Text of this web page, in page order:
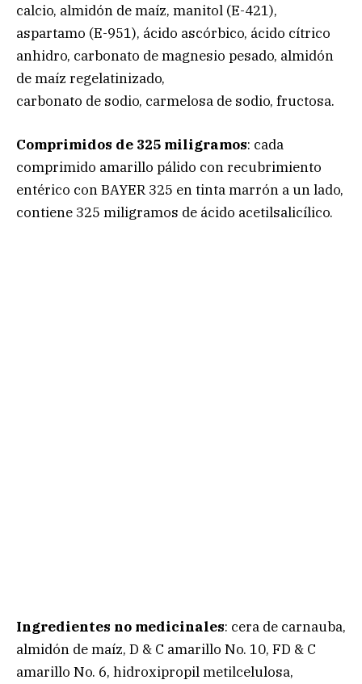
calcio, almidón de maíz, manitol (E-421),
aspartamo (E-951), ácido ascórbico, ácido cítrico
anhidro, carbonato de magnesio pesado, almidón
de maíz regelatinizado,
carbonato de sodio, carmelosa de sodio, fructosa.
Comprimidos de 325 miligramos: cada
comprimido amarillo pálido con recubrimiento
entérico con BAYER 325 en tinta marrón a un lado,
contiene 325 miligramos de ácido acetilsalicílico.
Ingredientes no medicinales: cera de carnauba,
almidón de maíz, D & C amarillo No. 10, FD & C
amarillo No. 6, hidroxipropil metilcelulosa,